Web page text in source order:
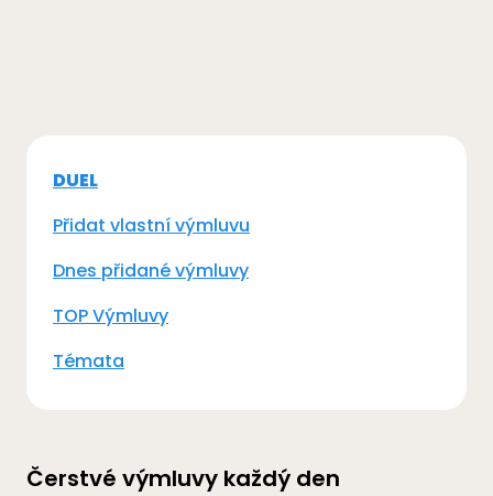
DUEL
Přidat vlastní výmluvu
Dnes přidané výmluvy
TOP Výmluvy
Témata
Čerstvé výmluvy každý den